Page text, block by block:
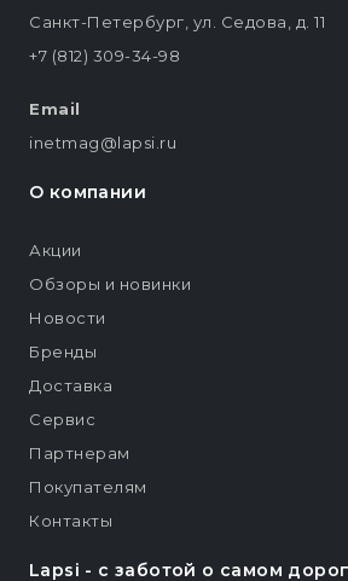
Lapsi - c заботой о самом
Санкт-Петербург, ул. Седова, д. 11
+7 (812) 309-34-98
Email
inetmag@lapsi.ru
О компании
Акции
Обзоры и новинки
Новости
Бренды
Доставка
Сервис
Партнерам
Покупателям
Контакты